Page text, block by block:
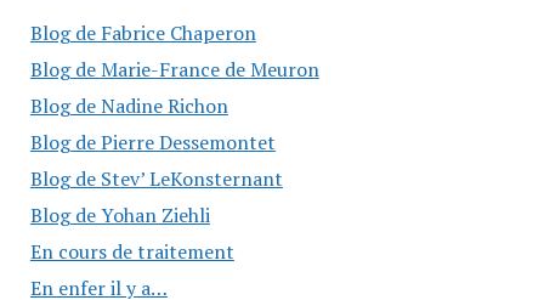
Blog de Fabrice Chaperon
Blog de Marie-France de Meuron
Blog de Nadine Richon
Blog de Pierre Dessemontet
Blog de Stev’ LeKonsternant
Blog de Yohan Ziehli
En cours de traitement
En enfer il y a…